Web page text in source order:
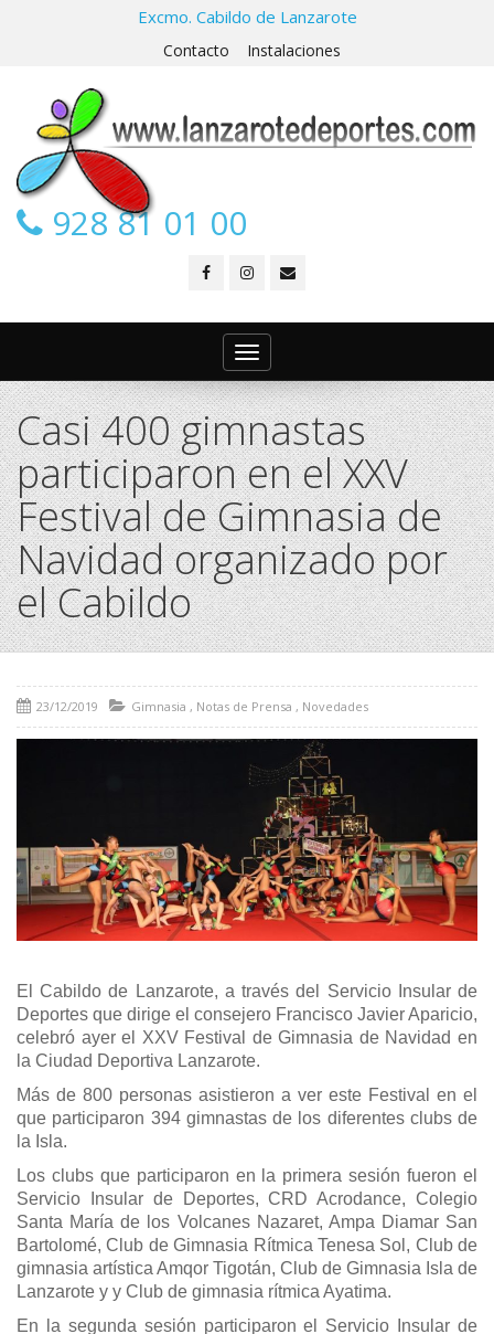
Excmo. Cabildo de Lanzarote
Contacto Instalaciones
928 81 01 00
Toggle
navigation
Casi 400 gimnastas
participaron en el XXV
Festival de Gimnasia de
Navidad organizado por
el Cabildo
23/12/2019 Gimnasia , Notas de Prensa , Novedades
El Cabildo de Lanzarote, a través del Servicio Insular de
Deportes que dirige el consejero Francisco Javier Aparicio,
celebró ayer el XXV Festival de Gimnasia de Navidad en
la Ciudad Deportiva Lanzarote.
Más de 800 personas asistieron a ver este Festival en el
que participaron 394 gimnastas de los diferentes clubs de
la Isla.
Los clubs que participaron en la primera sesión fueron el
Servicio Insular de Deportes, CRD Acrodance, Colegio
Santa María de los Volcanes Nazaret, Ampa Diamar San
Bartolomé, Club de Gimnasia Rítmica Tenesa Sol, Club de
gimnasia artística Amqor Tigotán, Club de Gimnasia Isla de
Lanzarote y y Club de gimnasia rítmica Ayatima.
En la segunda sesión participaron el Servicio Insular de